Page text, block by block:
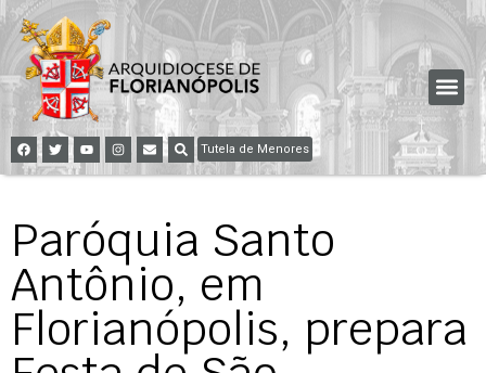
Tutela de Menores
Paróquia Santo
Antônio, em
Florianópolis, prepara